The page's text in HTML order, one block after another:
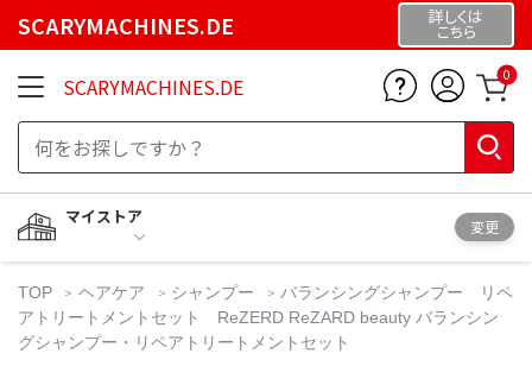
SCARYMACHINES.DE 詳しくは
こちら
SCARYMACHINES.DE 0
マイストア
変更
TOP ヘアケア シャンプー
バランシングシャンプー リペ
アトリートメントセット ReZERD ReZARD beauty バランシン
グシャンプー・リペアトリートメントセット